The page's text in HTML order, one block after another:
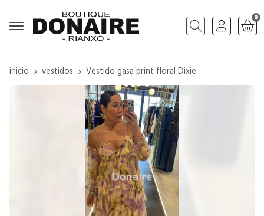
Buscar
0
inicio vestidos Vestido gasa print floral Dixie